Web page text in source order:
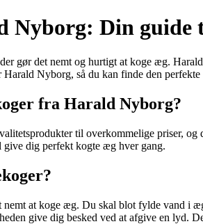
Nyborg: Din guide
gør det nemt og hurtigt at koge æg.
Nyborg, så du kan finde den
fra Harald Nyborg?
til overkommelige priser,
dig perfekt kogte æg hver gang.
nemt at koge æg. Du skal blot fylde vand
give dig besked ved at afgive en lyd.